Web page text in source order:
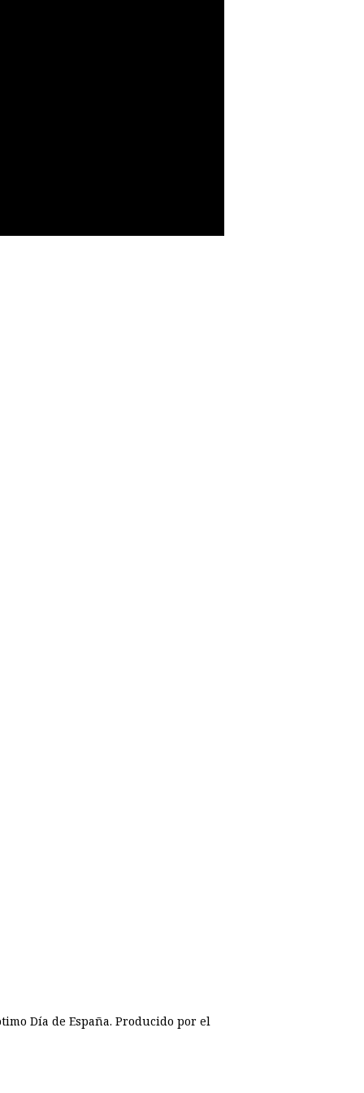
Día de España. Producido por el